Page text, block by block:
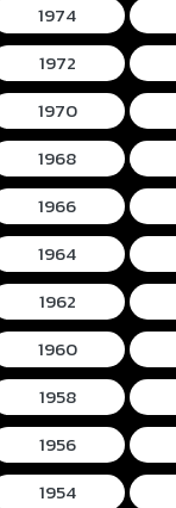
1974
1972
1970
1968
1966
1964
1962
1960
1958
1956
1954